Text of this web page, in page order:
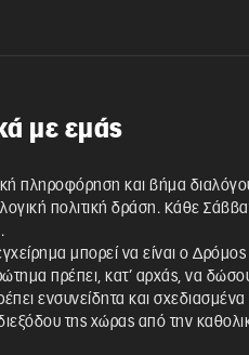
με εμάς
πληροφόρηση και βήμα
πολιτική δράση. Κάθε
μπορεί να είναι ο
πρέπει, κατ’ αρχάς, να
ενσυνείδητα και σχεδιασμένα
της χώρας από την